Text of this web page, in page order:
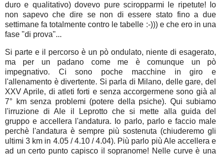
duro e qualitativo) dovevo pure sciropparmi le ripetute! Io
non sapevo che dire se non di essere stato fino a due
settimane fa totalmente contro le tabelle :-))) e che ero in una
fase "di prova"...
Si parte e il percorso è un pò ondulato, niente di esagerato,
ma per un padano come me è comunque un pò
impegnativo. Ci sono poche macchine in giro e
l'allenamento è divertente. Si parla di Milano, delle gare, del
XXV Aprile, di atleti forti e senza accorgermene sono già al
7° km senza problemi (potere della psiche). Qui subiamo
l'irruzione di Ale il Leprotto che si mette alla guida del
gruppo e accellera l'andatura. Io parlo, parlo e faccio male
perchè l'andatura è sempre più sostenuta (chiuderemo gli
ultimi 3 km in 4.05 / 4.10 / 4.04). Più parlo più Ale accellera e
ad un certo punto capisco il sopranome! Nelle curve è una